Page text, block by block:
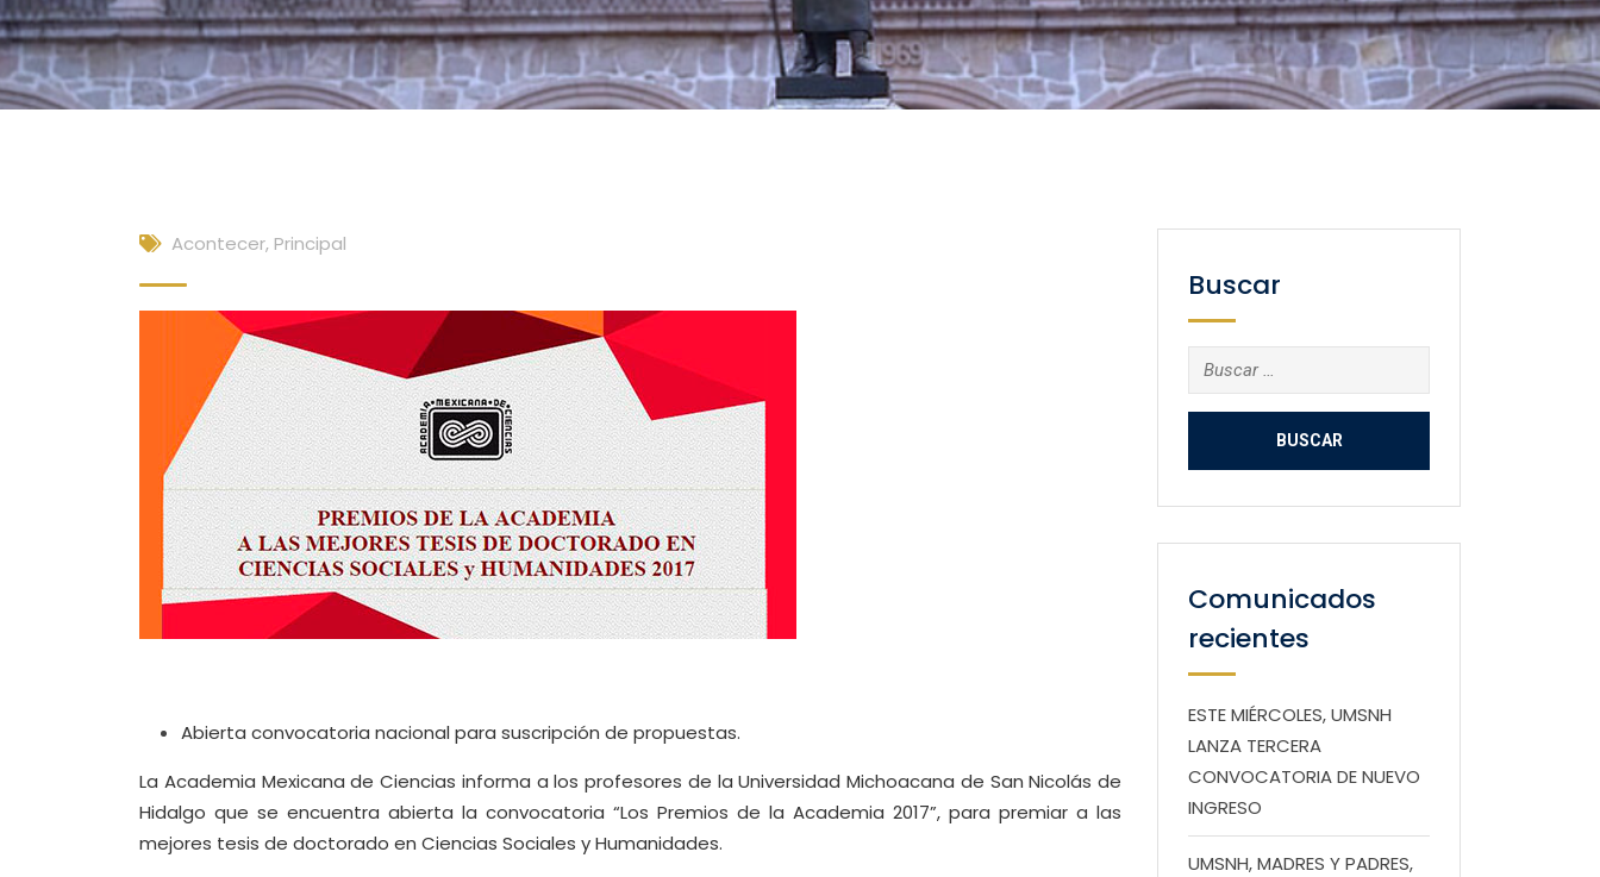
Acontecer, Principal
Abierta convocatoria nacional para suscripción de propuestas.
La Academia Mexicana de Ciencias informa a los profesores de la Universidad Michoacana de San Nicolás de
Hidalgo que se encuentra abierta la convocatoria “Los Premios de la Academia 2017”, para premiar a las
mejores tesis de doctorado en Ciencias Sociales y Humanidades.
Buscar
Buscar:
Comunicados
recientes
ESTE MIÉRCOLES, UMSNH
LANZA TERCERA
CONVOCATORIA DE NUEVO
INGRESO
UMSNH, MADRES Y PADRES,